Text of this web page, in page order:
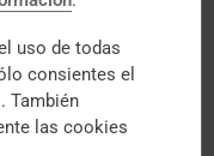
tratamiento.
que hacen
casos.
un
y te explicamos
uso de todas
consientes el
También
las cookies